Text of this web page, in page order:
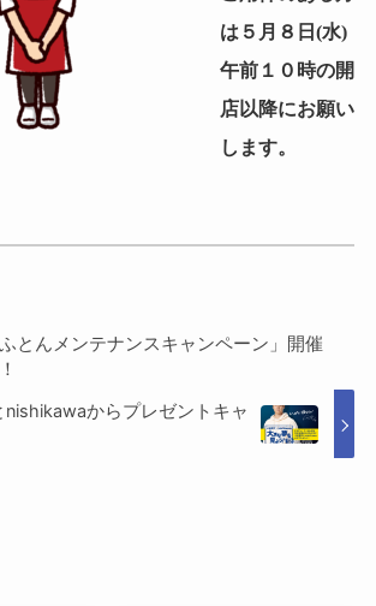
は５月８日(水)
午前１０時の開
店以降にお願い
します。
ふとんメンテナンスキャンペーン」開催
nishikawaからプレゼントキャ